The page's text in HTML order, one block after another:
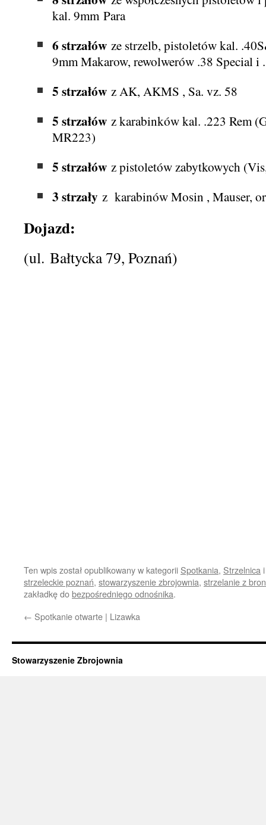
kal. 9mm Para
6 strzałów ze strzelb, pistoletów kal.
9mm Makarow, rewolwerów .38 Special i
5 strzałów z AK, AKMS , Sa. vz. 58
5 strzałów z karabinków kal. .223 Rem
MR223)
5 strzałów z pistoletów zabytkowych
3 strzały z karabinów Mosin , Mauser,
Dojazd:
(ul. Bałtycka 79, Poznań)
Ten wpis został opublikowany w kategorii Spotkania, Strzelnica
strzeleckie poznań, stowarzyszenie zbrojownia, strzelanie z
zakładkę dobezpośredniego odnośnika.
← Spotkanie otwarte | Lizawka
Stowarzyszenie Zbrojownia